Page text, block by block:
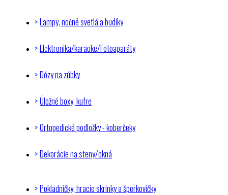
Lampy, nočné svetlá a budíky
Elektronika/karaoke/Fotoaparáty
Dózy na zúbky
Úložné boxy, kufre
Ortopedické podložky - koberčeky
Dekorácie na steny/okná
Pokladničky, hracie skrinky a šperkovičky